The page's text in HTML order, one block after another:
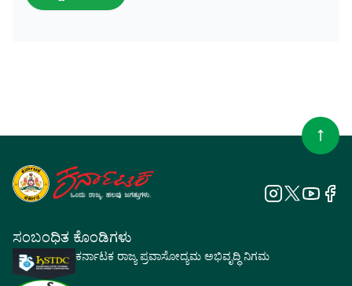
ಸಂಬಂಧಿತ ಕೊಂಡಿಗಳು
ಕರ್ನಾಟಕ ರಾಜ್ಯ ಪ್ರವಾಸೋದ್ಯಮ ಅಭಿವೃದ್ಧಿ ನಿಗಮ